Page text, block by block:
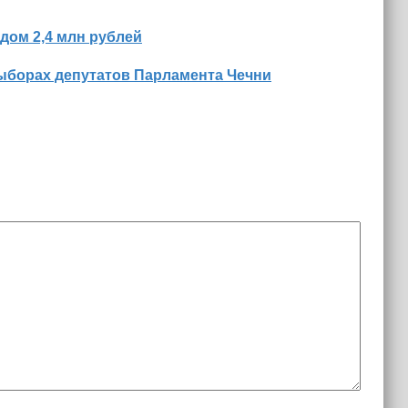
2,4 млн рублей
депутатов Парламента Чечни